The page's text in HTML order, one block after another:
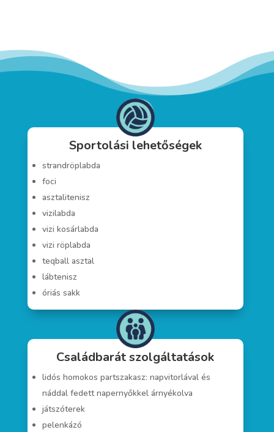
Sportolási lehetőségek
strandröplabda
foci
asztalitenisz
vizilabda
vizi kosárlabda
vizi röplabda
teqball asztal
lábtenisz
óriás sakk
Családbarát szolgáltatások
lidós homokos partszakasz: napvitorlával és
náddal fedett napernyőkkel árnyékolva
játszóterek
pelenkázó